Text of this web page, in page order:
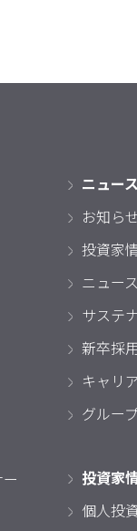
ニュース
お知ら
投資家
ニュー
サステ
新卒採
キャリ
グルー
投資家
個人投